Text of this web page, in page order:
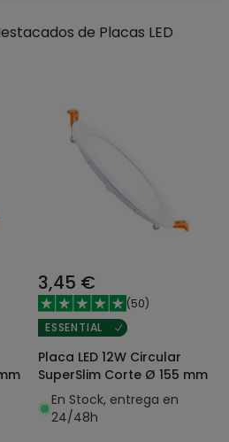
de Placas LED
3,45 €
(50)
ESSENTIAL
Placa LED 12W Circular
SuperSlim Corte Ø 155 mm
En Stock, entrega en
24/48h